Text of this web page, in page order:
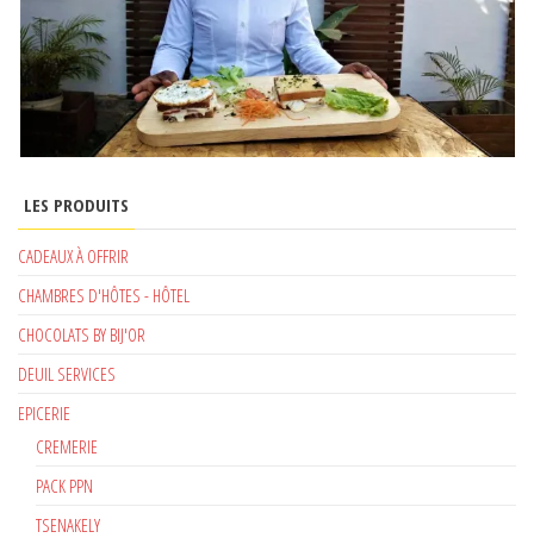
LES PRODUITS
CADEAUX À OFFRIR
CHAMBRES D'HÔTES - HÔTEL
CHOCOLATS BY BIJ'OR
DEUIL SERVICES
EPICERIE
CREMERIE
PACK PPN
TSENAKELY